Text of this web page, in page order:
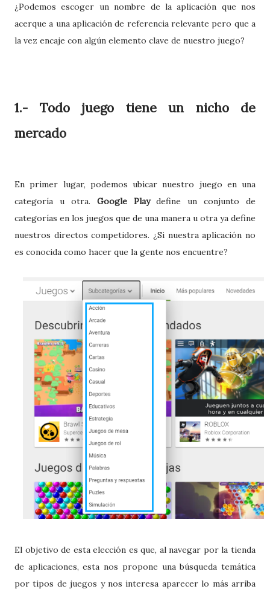
¿Podemos escoger un nombre de la aplicación que nos
acerque a una aplicación de referencia relevante pero que a
la vez encaje con algún elemento clave de nuestro juego?
1.- Todo juego tiene un nicho de
mercado
En primer lugar, podemos ubicar nuestro juego en una
categoría u otra. Google Playdefine un conjunto de
categorías en los juegos que de una manera u otra ya define
nuestros directos competidores. ¿Si nuestra aplicación no
es conocida como hacer que la gente nos encuentre?
El objetivo de esta elección es que, al navegar por la tienda
de aplicaciones, esta nos propone una búsqueda temática
por tipos de juegos y nos interesa aparecer lo más arriba